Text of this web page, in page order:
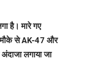
है। मारे गए
मौके से AK-47 और
लगाया जा